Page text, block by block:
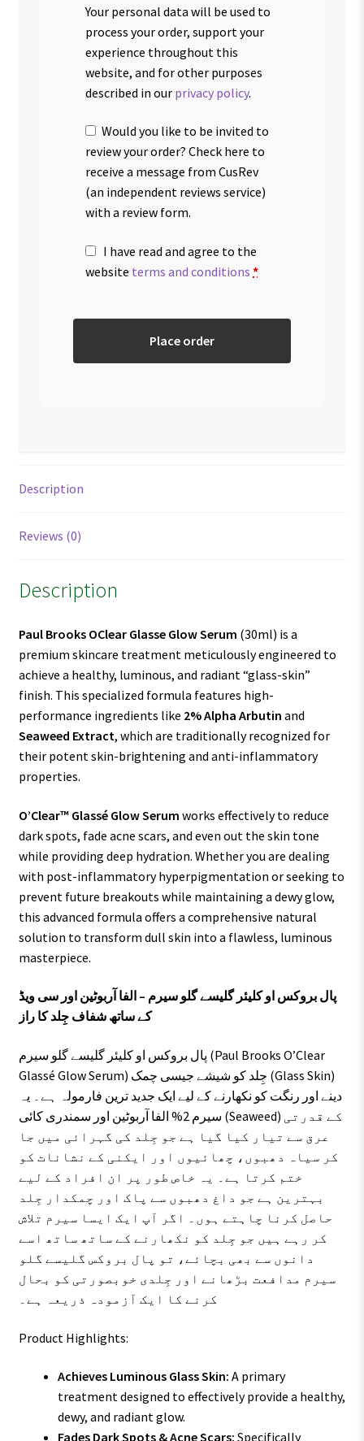
Your personal data will be used to
process your order, support your
experience throughout this
website, and for other purposes
described in our privacy policy.
Would you like to be invited to
review your order? Check here to
receive a message from CusRev
(an independent reviews service)
with a review form.
I have read and agree to the
website terms and conditions *
Place order
Description
Reviews (0)
Description
Paul Brooks OClear Glasse Glow Serum (30ml) is a
premium skincare treatment meticulously engineered to
achieve a healthy, luminous, and radiant “glass-skin”
finish. This specialized formula features high-
performance ingredients like 2% Alpha Arbutin and
Seaweed Extract, which are traditionally recognized for
their potent skin-brightening and anti-inflammatory
properties.
O’Clear™ Glassé Glow Serum works effectively to reduce
dark spots, fade acne scars, and even out the skin tone
while providing deep hydration. Whether you are dealing
with post-inflammatory hyperpigmentation or seeking to
prevent future breakouts while maintaining a dewy glow,
this advanced formula offers a comprehensive natural
solution to transform dull skin into a flawless, luminous
masterpiece.
پال بروکس او کلیئر گلیسے گلو سیرم – الفا آربوٹین اور سی ویڈ
کے ساتھ شفاف جِلد کا راز
پال بروکس او کلیئر گلیسے گلو سیرم (Paul Brooks O’Clear
Glassé Glow Serum) جِلد کو شیشے جیسی چمک (Glass Skin)
دینے اور رنگت کو نکھارنے کے لیے ایک جدید ترین فارمولہ ہے۔ یہ
سیرم 2% الفا آربوٹین اور سمندری کائی (Seaweed) کے قدرتی
عرق سے تیار کیا گیا ہے جو جِلد کی گہرائی میں جا
کر سیاہ دھبوں، چھائیوں اور ایکنی کے نشانات کو
ختم کرتا ہے۔ یہ خاص طور پر ان افراد کے لیے
بہترین ہے جو داغ دھبوں سے پاک اور چمکدار جِلد
حاصل کرنا چاہتے ہوں۔ اگر آپ ایک ایسا سیرم تلاش
کر رہے ہیں جو جِلد کو نکھارنے کے ساتھ ساتھ اسے
دانوں سے بھی بچائے، تو پال بروکس گلیسے گلو
سیرم مدافعت بڑھانے اور جِلدی خوبصورتی کو بحال
کرنے کا ایک آزمودہ ذریعہ ہے۔
Product Highlights:
Achieves Luminous Glass Skin: A primary
treatment designed to effectively provide a healthy,
dewy, and radiant glow.
Fades Dark Spots & Acne Scars: Specifically